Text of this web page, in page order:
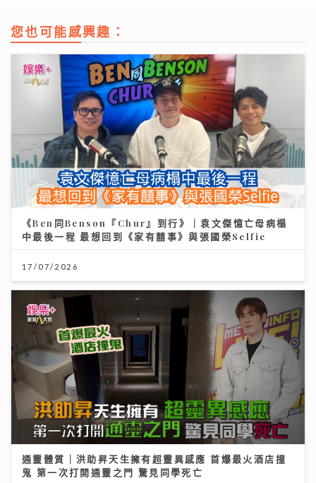
您也可能感興趣：
《Ben同Benson『Chur』到行》｜袁文傑憶亡母病榻
中最後一程 最想回到《家有囍事》與張國榮Selfie
17/07/2026
通靈體質｜洪助昇天生擁有超靈異感應 首爆最火酒店撞
鬼 第一次打開通靈之門 驚見同學死亡